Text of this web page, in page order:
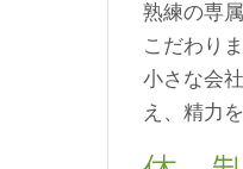
熟練の専
こだわり
小さな会
え、精力